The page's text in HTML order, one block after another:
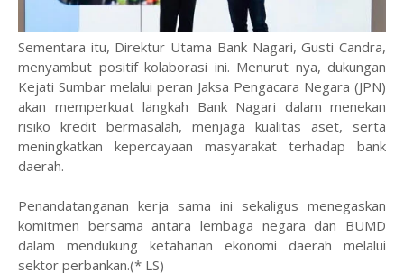
‎Sementara itu, Direktur Utama Bank Nagari, Gusti Candra,
menyambut positif kolaborasi ini. Menurut nya, dukungan
Kejati Sumbar melalui peran Jaksa Pengacara Negara (JPN)
akan memperkuat langkah Bank Nagari dalam menekan
risiko kredit bermasalah, menjaga kualitas aset, serta
meningkatkan kepercayaan masyarakat terhadap bank
daerah.
‎Penandatanganan kerja sama ini sekaligus menegaskan
komitmen bersama antara lembaga negara dan BUMD
dalam mendukung ketahanan ekonomi daerah melalui
sektor perbankan.(* LS)